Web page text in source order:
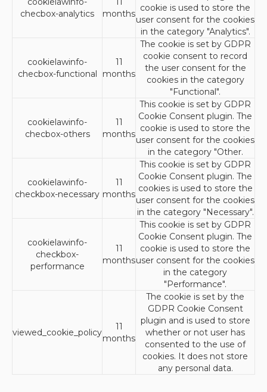
checbox-analytics
months
cookie is used to store the
user consent for the cookies
in the category "Analytics".
cookielawinfo-
checbox-functional
11
months
The cookie is set by GDPR
cookie consent to record
the user consent for the
cookies in the category
"Functional".
cookielawinfo-
checbox-others
11
months
This cookie is set by GDPR
Cookie Consent plugin. The
cookie is used to store the
user consent for the cookies
in the category "Other.
cookielawinfo-
checkbox-necessary
11
months
This cookie is set by GDPR
Cookie Consent plugin. The
cookies is used to store the
user consent for the cookies
in the category "Necessary".
cookielawinfo-
checkbox-
performance
11
months
This cookie is set by GDPR
Cookie Consent plugin. The
cookie is used to store the
user consent for the cookies
in the category
"Performance".
viewed_cookie_policy
11
months
The cookie is set by the
GDPR Cookie Consent
plugin and is used to store
whether or not user has
consented to the use of
cookies. It does not store
any personal data.